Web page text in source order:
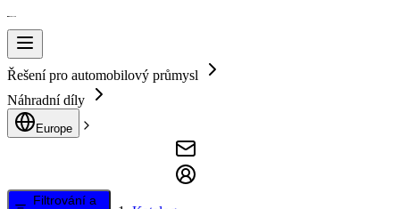
Řešení pro automobilový průmysl
Náhradní díly
Europe
Filtrování a